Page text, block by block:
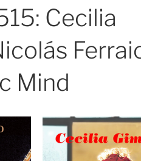
Cecilia
Mind